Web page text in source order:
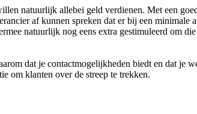
natuurlijk allebei geld verdienen. Met een
af kunnen spreken dat er bij een minimale
natuurlijk nog eens extra gestimuleerd om
dat je contactmogelijkheden biedt en dat je
om klanten over de streep te trekken.